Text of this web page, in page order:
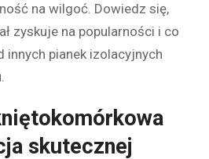
na wilgoć. Dowiedz się,
zyskuje na popularności i co
innych pianek izolacyjnych
skutecznej